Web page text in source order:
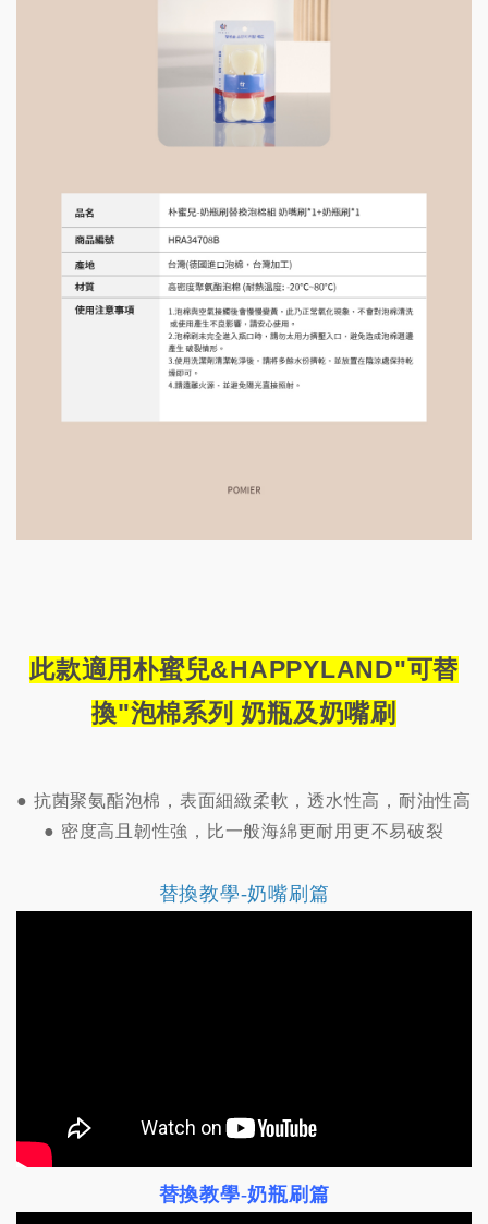
此款適用朴蜜兒&HAPPYLAND"可替
換"泡棉系列 奶瓶及奶嘴刷
● 抗菌聚氨酯泡棉，表面細緻柔軟，透水性高，耐油性高
● 密度高且韌性強，比一般海綿更耐用更不易破裂
替換教學-奶嘴刷篇
替換教學-奶瓶刷篇